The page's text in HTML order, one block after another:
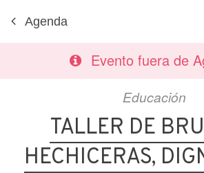
Agenda
Evento fuera de
Educación
TALLER DE
HECHICERAS,